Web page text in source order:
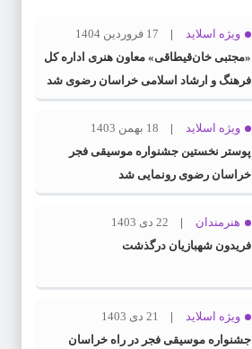
ویژه اسلاید
17 فروردین 1404
«مجتبی خان‌قیطاقی» معاون هنری اداره کل
فرهنگ و ارشاد اسلامی خراسان رضوی شد
ویژه اسلاید
18 بهمن 1403
پوستر نخستین جشنواره موسیقی فجر
خراسان رضوی رونمایی شد
هنرمندان
22 دی 1403
فریدون شهبازیان درگذشت
ویژه اسلاید
21 دی 1403
جشنواره موسیقی فجر در راه خراسان